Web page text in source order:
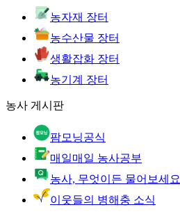
농자재 장터
농수산물 장터
생활잡화 장터
농기계 장터
농사 게시판
팜모닝공식
매일매일 농사공부
농사, 무엇이든 물어보세요
이웃들의 병해충 소식